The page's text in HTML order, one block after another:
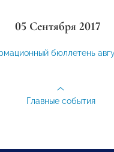
05 Сентября 2017
бюллетень
Главные события